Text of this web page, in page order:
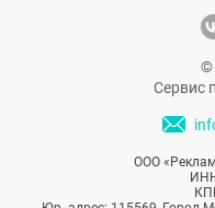
©
Сервис
ООО